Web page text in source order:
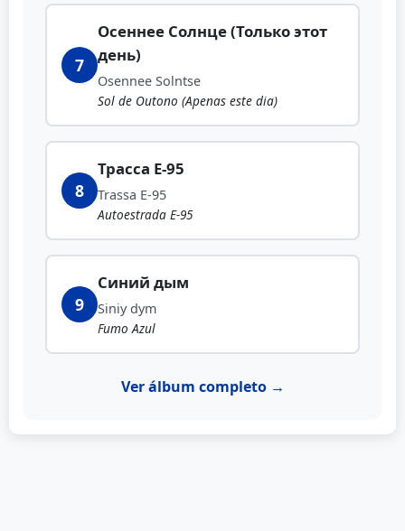
7
Осеннее Солнце (Только этот
день)
Osennee Solntse
Sol de Outono (Apenas este dia)
8
Трасса Е-95
Trassa E-95
Autoestrada E-95
9
Синий дым
Siniy dym
Fumo Azul
Ver álbum completo →